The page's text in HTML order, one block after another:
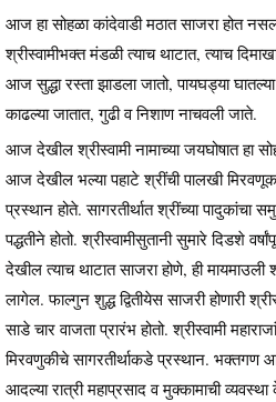
आज हा सोहळा कांदेवाडी मठात साजरा होत
श्रीस्वामीभक्त मंडळी त्याच थाटात, त्याच
आज सुद्धा रस्ता झाडला जातो, पायघड्या
काढल्या जातात, गुढी व निशाण नाचवली जाते.
आज देखील श्रीस्वामी नामाच्या जयघोषात हा
आज देखील भल्या पहाटे श्रींची पालखी मिरवणूक
प्रस्थान होते. सागरतीर्थात श्रींच्या पादुकांचा
पद्धतीने होतो. श्रीस्वामीसुतानी सुमारे दिडशे
देखील त्याच थाटात साजरा होणे, ही मायमाउली
लागेल. फाल्गुन शुद्ध द्वितीयेस साजरी होणारी
साडे चार वाजता प्रारंभ होतो. श्रीस्वामी
मिरवणुकीचे सागरतीर्थाकडे प्रस्थान. भक्तगण
आदल्या रात्री महाप्रसाद व मुक्कामाची